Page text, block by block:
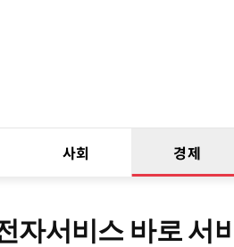
사회 경제
자서비스 바로 서